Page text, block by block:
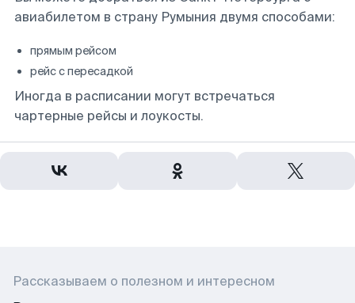
авиабилетом в страну Румыния двумя способами:
прямым рейсом
рейс с пересадкой
Иногда в расписании могут встречаться
чартерные рейсы и лоукосты.
Рассказываем о полезном и интересном